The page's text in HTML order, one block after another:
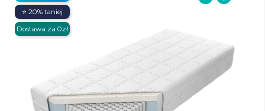
⭐ 20% taniej
Dostawa za 0zł